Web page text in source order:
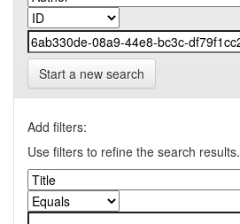
Start a new search
Add filters:
Use filters to refine the search results.